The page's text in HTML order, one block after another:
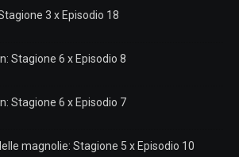
3 x Episodio 18
Stagione 6 x Episodio 8
Stagione 6 x Episodio 7
magnolie: Stagione 5 x Episodio 10